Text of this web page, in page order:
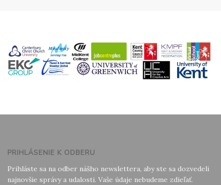
PRIHLÁSENIE K ODBERU
Prihláste sa na odber nášho newslettera, aby ste sa dozvedeli
najnovšie správy a udalosti. Vaše údaje nebudeme zdieľať.